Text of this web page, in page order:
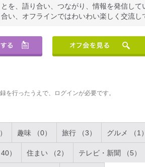
を、語り合い、つながり、情報を発信し
い、オフラインではわいわい楽しく交流し
を行ったうえで、ログインが必要です。
趣味 （0） 旅行 （3） グルメ （1）
） 住まい （2） テレビ・新聞 （5）